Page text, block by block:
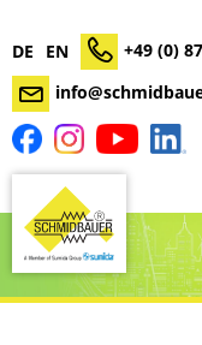
DE EN
+49 (0)